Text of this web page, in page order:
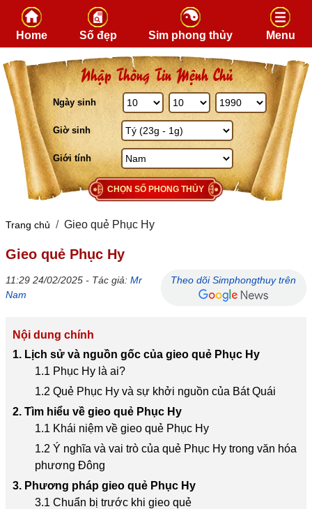
Skip to content
Home Số đẹp Sim phong thủy Menu
Nhập Thông Tin Mệnh Chủ
Ngày sinh
Giờ sinh
Giới tính
CHỌN SỐ PHONG THỦY
Trang chủ Gieo quẻ Phục Hy
Gieo quẻ Phục Hy
11:29 24/02/2025 - Tác giả: Mr
Nam
Theo dõi Simphongthuy trên
Nội dung chính
1. Lịch sử và nguồn gốc của gieo quẻ Phục Hy
1.1 Phục Hy là ai?
1.2 Quẻ Phục Hy và sự khởi nguồn của Bát Quái
2. Tìm hiểu về gieo quẻ Phục Hy
1.1 Khái niệm về gieo quẻ Phục Hy
1.2 Ý nghĩa và vai trò của quẻ Phục Hy trong văn hóa
phương Đông
3. Phương pháp gieo quẻ Phục Hy
3.1 Chuẩn bị trước khi gieo quẻ